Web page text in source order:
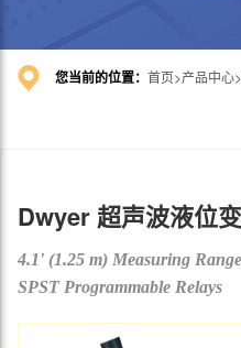
您当前的位置： 首页 产品中心
Dwyer 超声波液位
4.1' (1.25 m) Measuring
SPST Programmable Relays